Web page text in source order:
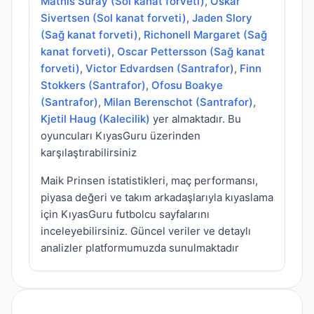
Sivertsen (Sol kanat forveti), Jaden Slory
(Sağ kanat forveti), Richonell Margaret (Sağ
kanat forveti), Oscar Pettersson (Sağ kanat
forveti), Victor Edvardsen (Santrafor), Finn
Stokkers (Santrafor), Ofosu Boakye
(Santrafor), Milan Berenschot (Santrafor),
Kjetil Haug (Kalecilik) yer almaktadır. Bu
oyuncuları KıyasGuru üzerinden
karşılaştırabilirsiniz
Maik Prinsen istatistikleri, maç performansı,
piyasa değeri ve takım arkadaşlarıyla kıyaslama
için KıyasGuru futbolcu sayfalarını
inceleyebilirsiniz. Güncel veriler ve detaylı
analizler platformumuzda sunulmaktadır